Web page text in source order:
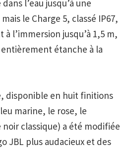
l’eau jusqu’à une
le Charge 5, classé IP67,
l’immersion jusqu’à 1,5 m,
étanche à la
disponible en huit finitions
marine, le rose, le
classique) a été modifiée
JBL plus audacieux et des